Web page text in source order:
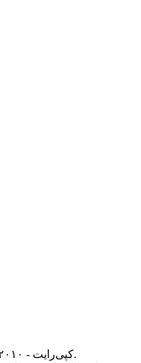
© کپی‌رایت - ۲۰۱۰-۲۰۲۶: تمامی حقوق محفوظ است.